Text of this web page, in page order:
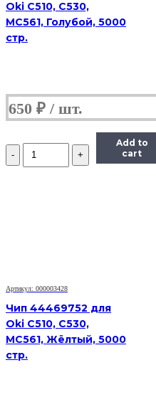
7000
страниц
Oki C510, C530,
MC561, Голубой, 5000
стр.
650 ₽
Количество
Чип
330DNw/SP330SN/SP330SFN
(SP330H/408281),
черный,
7000
страниц
Add to
cart
Артикул: 000003428
Чип 44469752 для
Oki C510, C530,
MC561, Жёлтый, 5000
стр.